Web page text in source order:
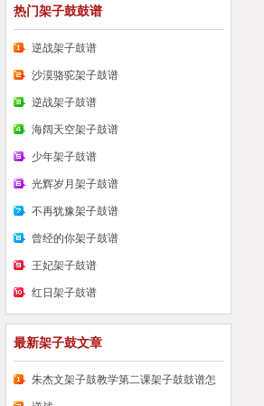
热门架子鼓鼓谱
逆战架子鼓谱
沙漠骆驼架子鼓谱
逆战架子鼓谱
海阔天空架子鼓谱
少年架子鼓谱
光辉岁月架子鼓谱
不再犹豫架子鼓谱
曾经的你架子鼓谱
王妃架子鼓谱
红日架子鼓谱
最新架子鼓文章
朱杰文架子鼓教学第二课架子鼓鼓谱怎